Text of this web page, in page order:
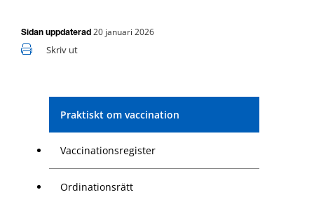
Praktiskt om vaccination
Vaccinationsregister
Ordinationsrätt
Sidan uppdaterad 20 januari 2026
Skriv ut